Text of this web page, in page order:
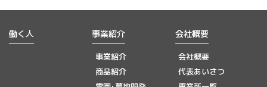
働く人 事業紹介
事業紹介
商品紹介
会社概要
会社概要
代表あいさつ